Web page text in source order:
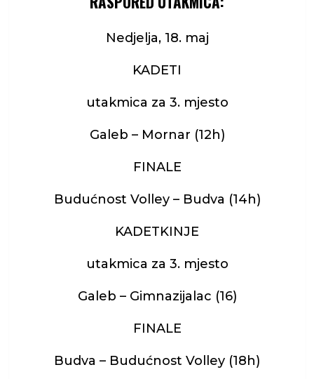
Nedjelja, 18. maj
KADETI
utakmica za 3. mjesto
Galeb – Mornar (12h)
FINALE
Budućnost Volley – Budva (14h)
KADETKINJE
utakmica za 3. mjesto
Galeb – Gimnazijalac (16)
FINALE
Budva – Budućnost Volley (18h)